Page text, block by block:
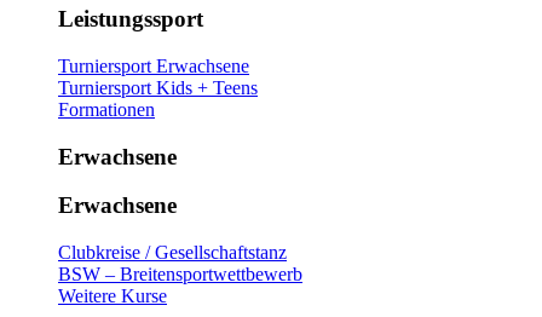
Leistungssport
Turniersport Erwachsene
Turniersport Kids + Teens
Formationen
Erwachsene
Erwachsene
Clubkreise / Gesellschaftstanz
BSW – Breitensportwettbewerb
Weitere Kurse